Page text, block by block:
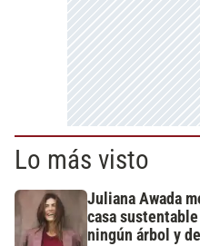
Lo más visto
Juliana Awada
casa
ningún árbol y